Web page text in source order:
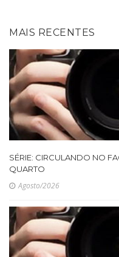
MAIS RECENTES
SÉRIE: CIRCULANDO NO
QUARTO
Agosto/2026